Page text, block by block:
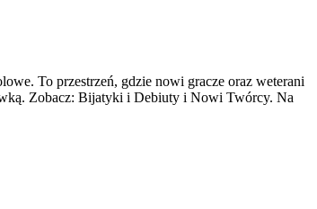
To przestrzeń, gdzie nowi gracze oraz weterani
Zobacz: Bijatyki i Debiuty i Nowi Twórcy. Na